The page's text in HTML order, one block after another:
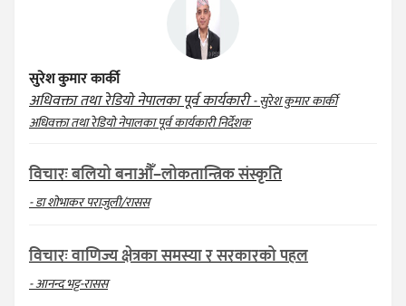
सुरेश कुमार कार्की
अधिवक्ता तथा रेडियो नेपालका पूर्व कार्यकारी- सुरेश कुमार कार्की
अधिवक्ता तथा रेडियो नेपालका पूर्व कार्यकारी निर्देशक
विचारः बलियो बनाऔँ–लोकतान्त्रिक संस्कृति
- डा शोभाकर पराजुली/रासस
विचारः वाणिज्य क्षेत्रका समस्या र सरकारको पहल
- आनन्द भट्ट-रासस